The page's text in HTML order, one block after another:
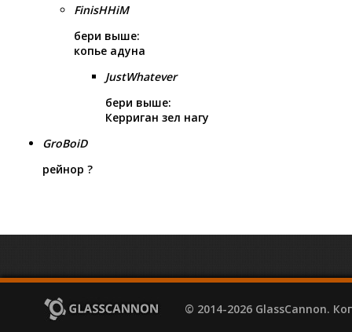
FinisHHiM
бери выше:
копье адуна
JustWhatever
бери выше:
Керриган зел нагу
GroBoiD
рейнор ?
© 2014-2026 GlassCannon.